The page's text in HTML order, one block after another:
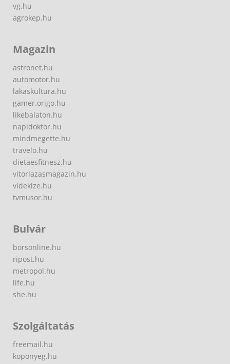
vg.hu
agrokep.hu
Magazin
astronet.hu
automotor.hu
lakaskultura.hu
gamer.origo.hu
likebalaton.hu
napidoktor.hu
mindmegette.hu
travelo.hu
dietaesfitnesz.hu
vitorlazasmagazin.hu
videkize.hu
tvmusor.hu
Bulvár
borsonline.hu
ripost.hu
metropol.hu
life.hu
she.hu
Szolgáltatás
freemail.hu
koponyeg.hu